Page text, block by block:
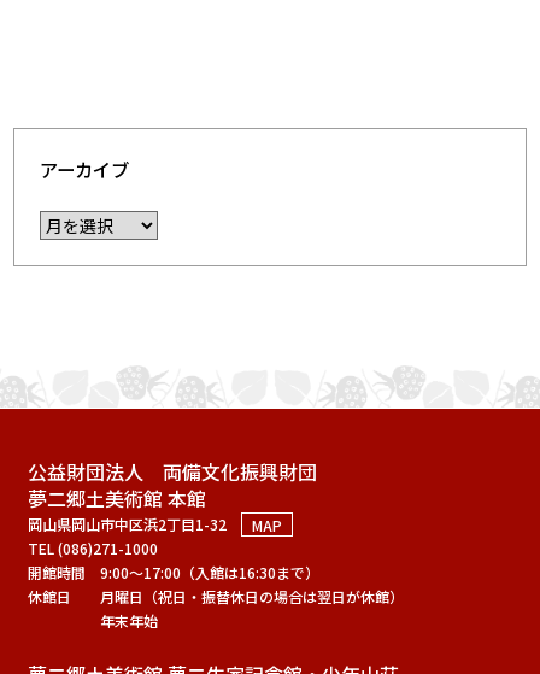
アーカイブ
公益財団法人 両備文化振興財団
夢二郷土美術館 本館
岡山県岡山市中区浜2丁目1-32
MAP
TEL (086)271-1000
開館時間
9:00～17:00（入館は16:30まで）
休館日
月曜日（祝日・振替休日の場合は翌日が休館）
年末年始